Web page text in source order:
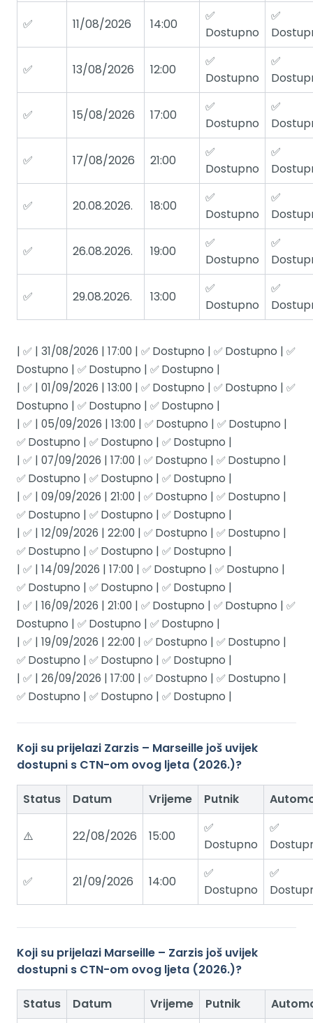
✅ 11/08/2026 14:00
✅
Dostupno
✅
✅ 13/08/2026 12:00
✅
Dostupno
✅
✅ 15/08/2026 17:00
✅
Dostupno
✅
✅ 17/08/2026 21:00
✅
Dostupno
✅
✅ 20.08.2026. 18:00
✅
Dostupno
✅
✅ 26.08.2026. 19:00
✅
Dostupno
✅
✅ 29.08.2026. 13:00
✅
Dostupno
✅
| ✅ | 31/08/2026 | 17:00 | ✅ Dostupno | ✅ Dostupno | ✅
Dostupno | ✅ Dostupno | ✅ Dostupno |
| ✅ | 01/09/2026 | 13:00 | ✅ Dostupno | ✅ Dostupno | ✅
Dostupno | ✅ Dostupno | ✅ Dostupno |
| ✅ | 05/09/2026 | 13:00 | ✅ Dostupno | ✅ Dostupno |
✅ Dostupno | ✅ Dostupno | ✅ Dostupno |
| ✅ | 07/09/2026 | 17:00 | ✅ Dostupno | ✅ Dostupno |
✅ Dostupno | ✅ Dostupno | ✅ Dostupno |
| ✅ | 09/09/2026 | 21:00 | ✅ Dostupno | ✅ Dostupno |
✅ Dostupno | ✅ Dostupno | ✅ Dostupno |
| ✅ | 12/09/2026 | 22:00 | ✅ Dostupno | ✅ Dostupno |
✅ Dostupno | ✅ Dostupno | ✅ Dostupno |
| ✅ | 14/09/2026 | 17:00 | ✅ Dostupno | ✅ Dostupno |
✅ Dostupno | ✅ Dostupno | ✅ Dostupno |
| ✅ | 16/09/2026 | 21:00 | ✅ Dostupno | ✅ Dostupno | ✅
Dostupno | ✅ Dostupno | ✅ Dostupno |
| ✅ | 19/09/2026 | 22:00 | ✅ Dostupno | ✅ Dostupno |
✅ Dostupno | ✅ Dostupno | ✅ Dostupno |
| ✅ | 26/09/2026 | 17:00 | ✅ Dostupno | ✅ Dostupno |
✅ Dostupno | ✅ Dostupno | ✅ Dostupno |
Koji su prijelazi Zarzis – Marseille još uvijek
dostupni s CTN-om ovog ljeta (2026.)?
Status Datum Vrijeme Putnik
⚠️ 22/08/2026 15:00
✅
Dostupno
✅
✅ 21/09/2026 14:00
✅
Dostupno
✅
Koji su prijelazi Marseille – Zarzis još uvijek
dostupni s CTN-om ovog ljeta (2026.)?
Status Datum Vrijeme Putnik